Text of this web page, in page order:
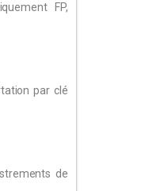
FP,
par clé
de